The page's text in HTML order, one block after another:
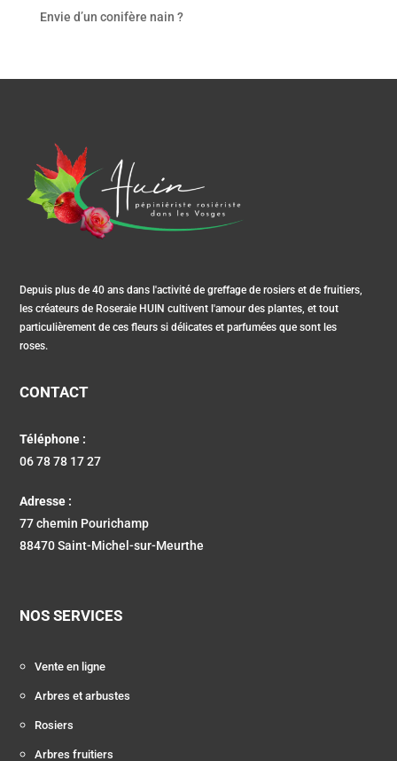
Envie d’un conifère nain ?
Depuis plus de 40 ans dans l'activité de greffage de rosiers et de fruitiers,
les créateurs de Roseraie HUIN cultivent l'amour des plantes, et tout
particulièrement de ces fleurs si délicates et parfumées que sont les
roses.
CONTACT
Téléphone :
06 78 78 17 27
Adresse :
77 chemin Pourichamp
88470 Saint-Michel-sur-Meurthe
NOS SERVICES
Vente en ligne
Arbres et arbustes
Rosiers
Arbres fruitiers